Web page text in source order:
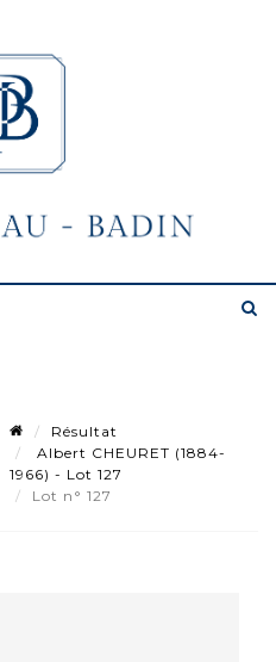
Résultat
Albert CHEURET (1884-
1966) - Lot 127
Lot n° 127